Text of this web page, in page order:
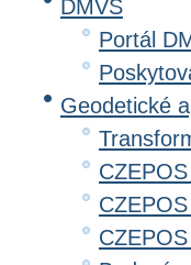
DMVS
Portál
Geodetické